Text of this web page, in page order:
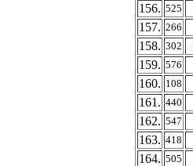
156. 525
157. 266
158. 302
159. 576
160. 108
161. 440
162. 547
163. 418
164. 505